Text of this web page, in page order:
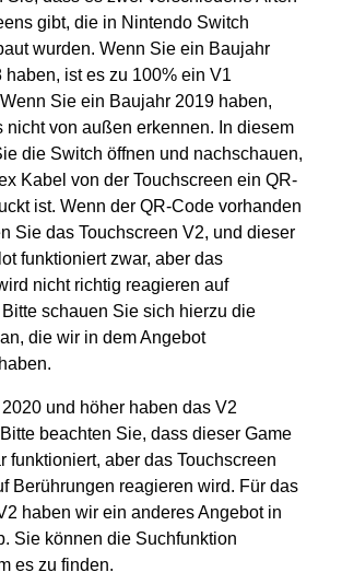
gibt, die in Nintendo Switch
wurden. Wenn Sie ein Baujahr
haben, ist es zu 100% ein V1
Sie ein Baujahr 2019 haben,
nicht von außen erkennen. In diesem
die Switch öffnen und nachschauen,
Kabel von der Touchscreen ein QR-
ist. Wenn der QR-Code vorhanden
Sie das Touchscreen V2, und dieser
funktioniert zwar, aber das
nicht richtig reagieren auf
schauen Sie sich hierzu die
die wir in dem Angebot
und höher haben das V2
beachten Sie, dass dieser Game
funktioniert, aber das Touchscreen
Berührungen reagieren wird. Für das
haben wir ein anderes Angebot in
Sie können die Suchfunktion
es zu finden.